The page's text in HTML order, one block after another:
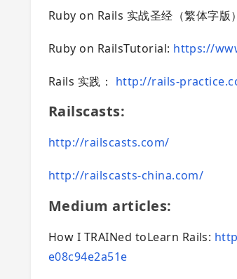
Ruby on Rails 实战圣经（繁体字版
Ruby on RailsTutorial: https://
Rails 实践： http://rails-
Railscasts:
http://railscasts.com/
http://railscasts-china.com/
Medium articles:
How I TRAINed toLearn Rails:
e08c94e2a51e